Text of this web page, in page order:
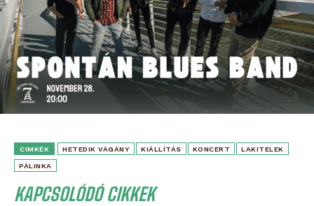
CIMKÉK HETEDIK VÁGÁNY KIÁLLÍTÁS KONCERT LAKITELEK
PÁLINKA
KAPCSOLÓDÓ CIKKEK